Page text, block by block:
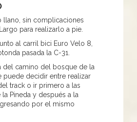
llano, sin complicaciones
para realizarlo a pie.
al carril bici Euro Velo 8,
pasada la C-31.
del camino del bosque de la
puede decidir entre realizar
track o ir primero a las
la Pineda y después a la
por el mismo